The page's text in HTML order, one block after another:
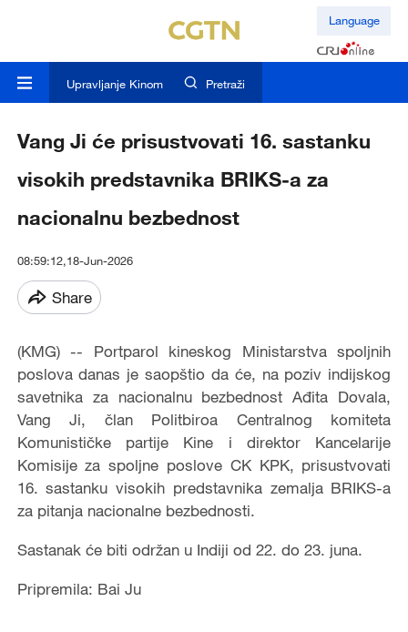
Language
Upravljanje Kinom Pretraži
Vang Ji će prisustvovati 16. sastanku
visokih predstavnika BRIKS-a za
nacionalnu bezbednost
08:59:12,18-Jun-2026
Share
(KMG) -- Portparol kineskog Ministarstva spoljnih
poslova danas je saopštio da će, na poziv indijskog
savetnika za nacionalnu bezbednost Ađita Dovala,
Vang Ji, član Politbiroa Centralnog komiteta
Komunističke partije Kine i direktor Kancelarije
Komisije za spoljne poslove CK KPK, prisustvovati
16. sastanku visokih predstavnika zemalja BRIKS-a
za pitanja nacionalne bezbednosti.
Sastanak će biti održan u Indiji od 22. do 23. juna.
Pripremila: Bai Ju